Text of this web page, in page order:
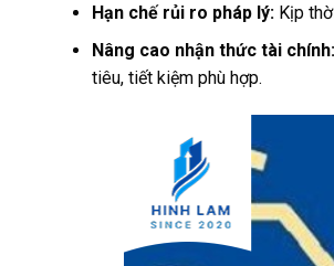
Hạn chế rủi ro pháp lý:Kịp
Nâng cao nhận thức tài chính:
tiêu, tiết kiệm phù hợp.